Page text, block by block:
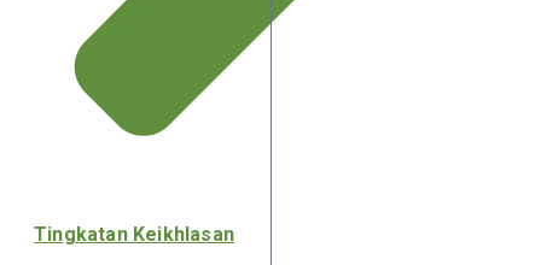
Tingkatan Keikhlasan